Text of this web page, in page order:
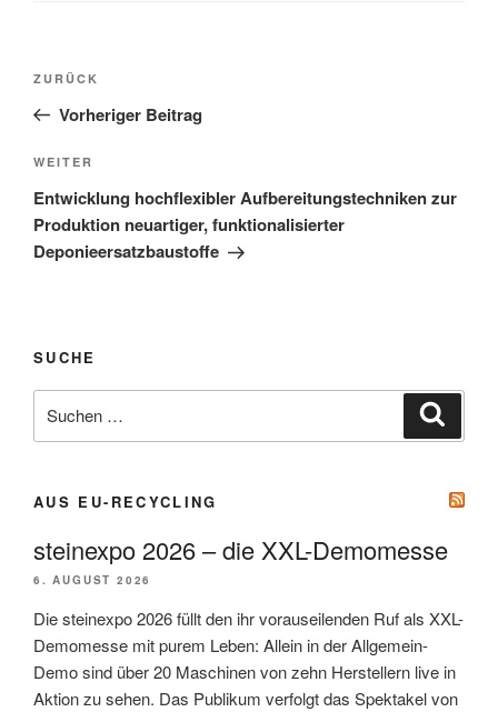
Beitragsnavigation
Vorheriger
Beitrag
ZURÜCK
Vorheriger Beitrag
Nächster
Beitrag
WEITER
Entwicklung hochflexibler Aufbereitungstechniken zur
Produktion neuartiger, funktionalisierter
Deponieersatzbaustoffe
SUCHE
nach:
AUS EU-RECYCLING
steinexpo 2026 – die XXL-Demomesse
6. AUGUST 2026
Die steinexpo 2026 füllt den ihr vorauseilenden Ruf als XXL-
Demomesse mit purem Leben: Allein in der Allgemein-
Demo sind über 20 Maschinen von zehn Herstellern live in
Aktion zu sehen. Das Publikum verfolgt das Spektakel von